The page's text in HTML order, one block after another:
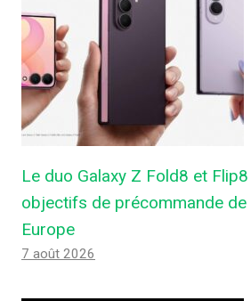
Le duo Galaxy Z Fold8 et
objectifs de précommande de
Europe
7 août 2026